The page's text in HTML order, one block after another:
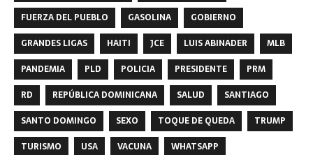
FUERZA DEL PUEBLO
GASOLINA
GOBIERNO
GRANDES LIGAS
HAITI JCE LUIS ABINADER
MLB
PANDEMIA
PLD POLICIA PRESIDENTE
PRM
RD
REPÚBLICA DOMINICANA SALUD
SANTIAGO
SANTO DOMINGO
SEXO TOQUE DE QUEDA
TRUMP
TURISMO
USA VACUNA WHATSAPP